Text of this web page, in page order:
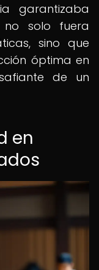
garantizaba
solo fuera
sino que
óptima en
de un
en